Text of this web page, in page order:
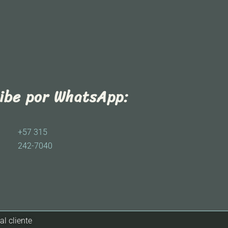
por WhatsApp:
+57 315
242-7040
cliente